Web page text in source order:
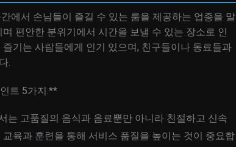
에서 손님들이 즐길 수 있는 룸을 제공하는 업종을 말
편안한 분위기에서 시간을 보낼 수 있는 장소로 인
기는 사람들에게 인기 있으며, 친구들이나 동료들과
.
트 5가지:**
는 고품질의 음식과 음료뿐만 아니라 친절하고 신속
육과 훈련을 통해 서비스 품질을 높이는 것이 중요합